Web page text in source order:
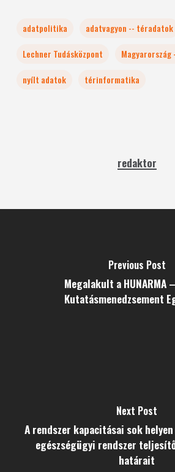
adatpolitika
adatvagyon -- téradatok
Lechner Tudásközpont
nyílt adatok
térinformatika
redaktor
Previous Post
Megalakult a HUNARMA
Kutatásmenedzsement
Next Post
A rendszer kapacitásai sok
egészségügyi rendszer
határait